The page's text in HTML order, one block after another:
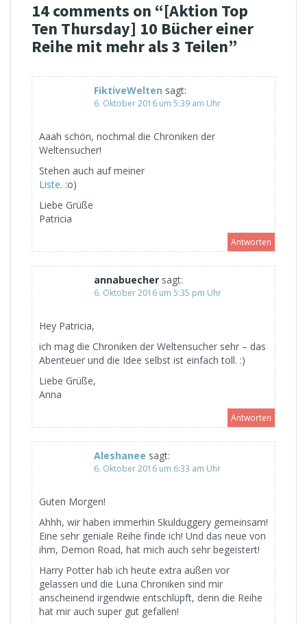
14 comments on “[Aktion Top
Ten Thursday] 10 Bücher einer
Reihe mit mehr als 3 Teilen”
FiktiveWelten sagt:
6. Oktober 2016 um 5:39 am Uhr
Aaah schön, nochmal die Chroniken der
Weltensucher!
Stehen auch auf meiner
Liste. :o)
Liebe Grüße
Patricia
Antworten
annabuecher sagt:
6. Oktober 2016 um 5:35 pm Uhr
Hey Patricia,
ich mag die Chroniken der Weltensucher sehr – das
Abenteuer und die Idee selbst ist einfach toll. :)
Liebe Grüße,
Anna
Antworten
Aleshanee sagt:
6. Oktober 2016 um 6:33 am Uhr
Guten Morgen!
Ahhh, wir haben immerhin Skulduggery gemeinsam!
Eine sehr geniale Reihe finde ich! Und das neue von
ihm, Demon Road, hat mich auch sehr begeistert!
Harry Potter hab ich heute extra außen vor
gelassen und die Luna Chroniken sind mir
anscheinend irgendwie entschlüpft, denn die Reihe
hat mir auch super gut gefallen!